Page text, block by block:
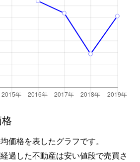
価格を表したグラフです。
過した不動産は安い値段で売買さ